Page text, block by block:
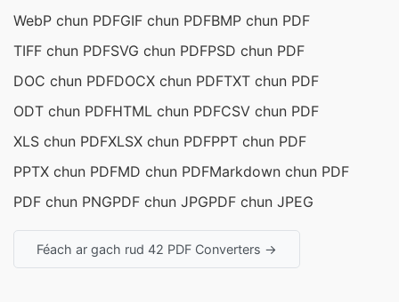
WebP chun PDFGIF chun PDFBMP chun PDF
TIFF chun PDFSVG chun PDFPSD chun PDF
DOC chun PDFDOCX chun PDFTXT chun PDF
ODT chun PDFHTML chun PDFCSV chun PDF
XLS chun PDFXLSX chun PDFPPT chun PDF
PPTX chun PDFMD chun PDFMarkdown chun PDF
PDF chun PNGPDF chun JPGPDF chun JPEG
Féach ar gach rud 42 PDF Converters →